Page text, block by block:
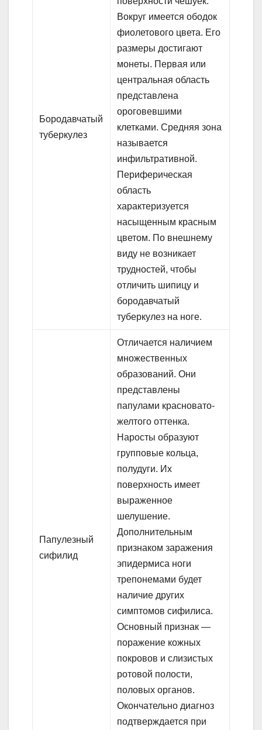
Бородавчатый
туберкулез
Вокруг имеется ободок
фиолетового цвета. Его
размеры достигают
монеты. Первая или
центральная область
представлена
ороговевшими
клетками. Средняя зона
называется
инфильтративной.
Периферическая
область
характеризуется
насыщенным красным
цветом. По внешнему
виду не возникает
трудностей, чтобы
отличить шипицу и
бородавчатый
туберкулез на ноге.
Папулезный
сифилид
Отличается наличием
множественных
образований. Они
представлены
папулами красновато-
желтого оттенка.
Наросты образуют
групповые кольца,
полудуги. Их
поверхность имеет
выраженное
шелушение.
Дополнительным
признаком заражения
эпидермиса ноги
трепонемами будет
наличие других
симптомов сифилиса.
Основный признак —
поражение кожных
покровов и слизистых
ротовой полости,
половых органов.
Окончательно диагноз
подтверждается при